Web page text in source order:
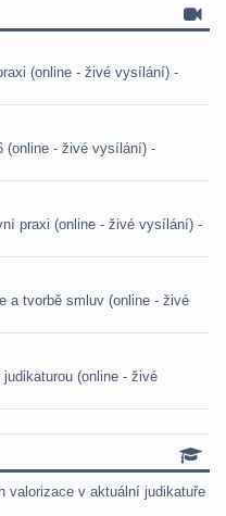
(online - živé vysílání) -
(online - živé vysílání) -
praxi (online - živé vysílání) -
a tvorbě smluv (online - živé
(online - živé
valorizace v aktuální judikatuře